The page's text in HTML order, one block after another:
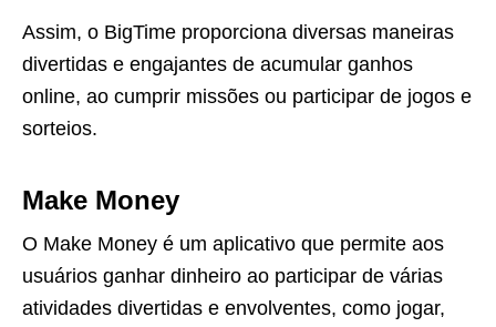
Assim, o BigTime proporciona diversas maneiras
divertidas e engajantes de acumular ganhos
online, ao cumprir missões ou participar de jogos e
sorteios.
Make Money
O Make Money é um aplicativo que permite aos
usuários ganhar dinheiro ao participar de várias
atividades divertidas e envolventes, como jogar,